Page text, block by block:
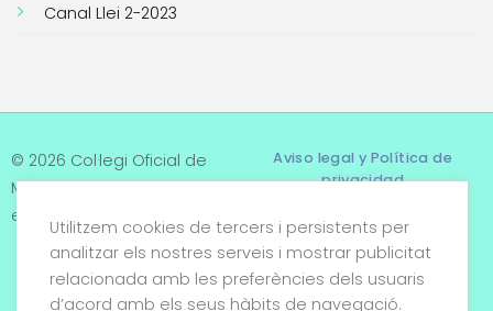
Canal Llei 2-2023
© 2026 Col·legi Oficial de
Metges de Tarragona. Tots
els drets reservats
Aviso legal y Política de
privacidad
Términos y condiciones
Política de cookies
Utilitzem cookies de tercers i persistents per
analitzar els nostres serveis i mostrar publicitat
relacionada amb les preferències dels usuaris
d’acord amb els seus hàbits de navegació.